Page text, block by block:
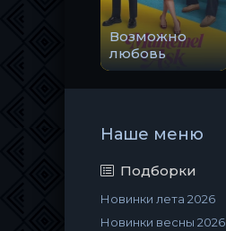
Возможно
любовь
Наше меню
Подборки
Новинки лета 2026
Новинки весны 2026